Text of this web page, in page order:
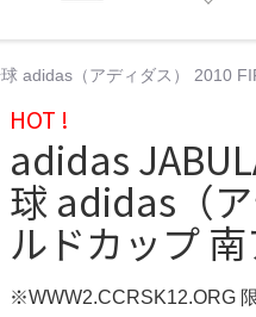
adidas（アディダス） 2010
HOT !
adidas
球 adidas（
ルドカップ
※WWW2.CCRSK12.ORG